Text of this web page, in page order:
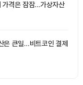
가격은 잠잠…가상자산
은 큰일…비트코인 결제